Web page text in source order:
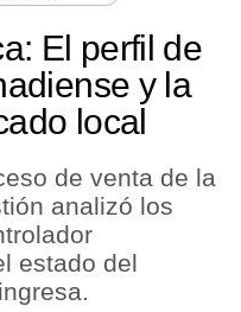
El perfil de
y la
local
de venta de la
analizó los
estado del